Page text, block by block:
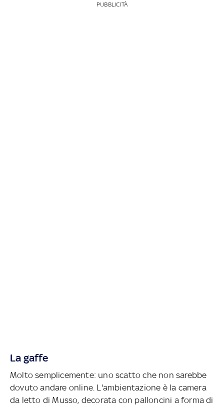
PUBBLICITÀ
La gaffe
Molto semplicemente: uno scatto che non sarebbe
dovuto andare online. L'ambientazione è la camera
da letto di Musso, decorata con palloncini a forma di